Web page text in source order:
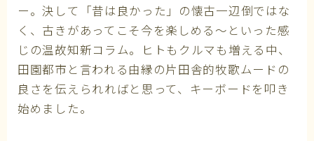
私たちについて
ー。決して「昔は良かった」の懐古一辺倒ではな
く、古きがあってこそ今を楽しめる～といった感
じの温故知新コラム。ヒトもクルマも増える中、
田園都市と言われる由縁の片田舎的牧歌ムードの
良さを伝えられればと思って、キーボードを叩き
始めました。